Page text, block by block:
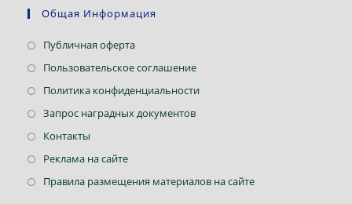
Общая Информация
Публичная офертаОткроется
в
Пользовательское соглашениеОткроется
в
Политика конфиденциальностиОткроется
Запрос наградных документовОткроется
Контакты
в
Реклама на сайтеОткроется
в
Правила размещения материалов на сайтеОткроется